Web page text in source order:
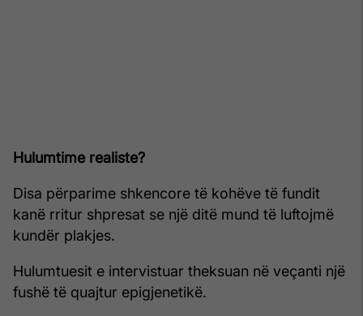
Hulumtime realiste?
Disa përparime shkencore të kohëve të fundit
kanë rritur shpresat se një ditë mund të luftojmë
kundër plakjes.
Hulumtuesit e intervistuar theksuan në veçanti një
fushë të quajtur epigjenetikë.